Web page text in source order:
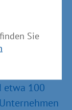
Sie
in
etwa 100